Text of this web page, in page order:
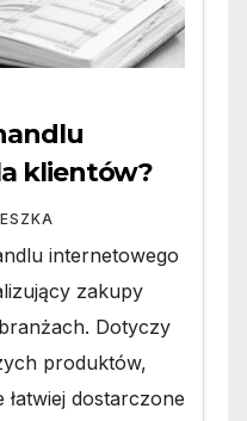
klientów?
internetowego
zakupy
Dotyczy
produktów,
dostarczone